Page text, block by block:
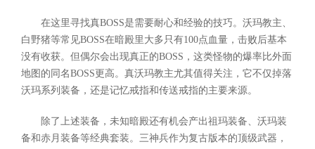
在这里寻找真BOSS是需要耐心和经验的技巧。沃玛教主、
白野猪等常见BOSS在暗殿里大多只有100点血量，击败后基本
没有收获。但偶尔会出现真正的BOSS，这类怪物的爆率比外面
地图的同名BOSS更高。真沃玛教主尤其值得关注，它不仅掉落
沃玛系列装备，还是记忆戒指和传送戒指的主要来源。
除了上述装备，未知暗殿还有机会产出祖玛装备、沃玛装
备和赤月装备等经典套装。三神兵作为复古版本的顶级武器，